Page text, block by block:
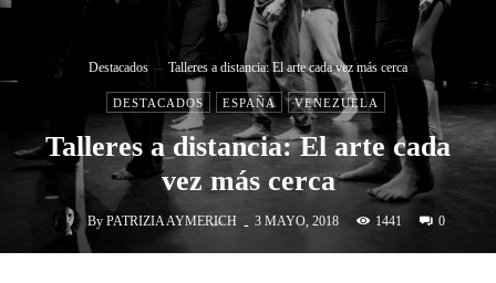
Destacados Talleres a distancia: El arte cada vez más cerca
DESTACADOS ESPAÑA VENEZUELA
Talleres a distancia: El arte cada
vez más cerca
By PATRIZIA AYMERICH - 3 MAYO, 2018 1441 0